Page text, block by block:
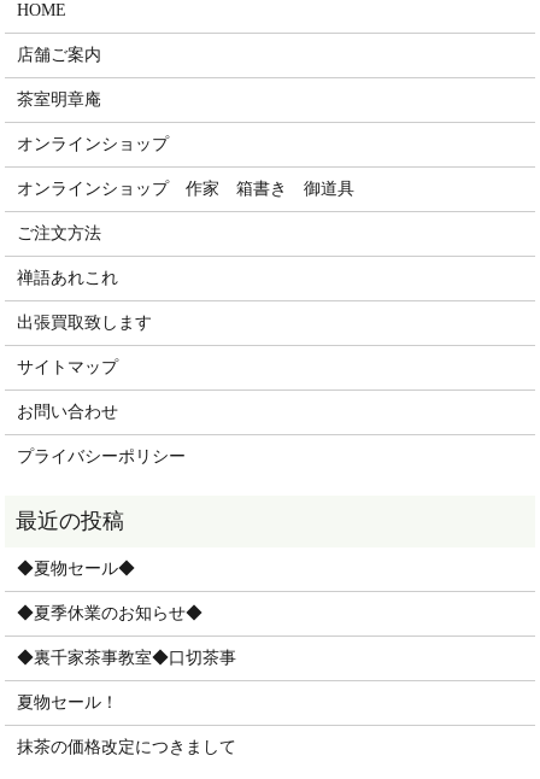
HOME
店舗ご案内
茶室明章庵
オンラインショップ
オンラインショップ 作家 箱書き 御道具
ご注文方法
禅語あれこれ
出張買取致します
サイトマップ
お問い合わせ
プライバシーポリシー
◆夏物セール◆
◆夏季休業のお知らせ◆
◆裏千家茶事教室◆口切茶事
夏物セール！
抹茶の価格改定につきまして